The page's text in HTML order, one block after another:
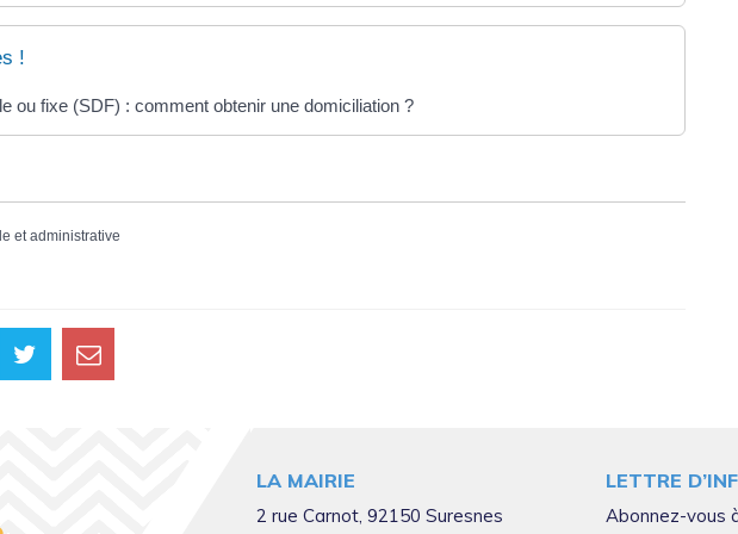
!
ou fixe (SDF) : comment obtenir une domiciliation ?
et administrative
LA MAIRIE
2 rue Carnot, 92150 Suresnes
LETTRE
Abonnez-vous